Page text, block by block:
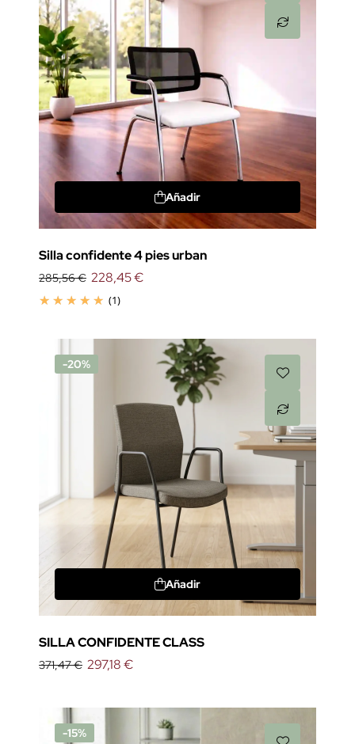
Añadir
Silla confidente 4 pies urban
285,56 €
(1)
228,45 €
-20%
Añadir
SILLA CONFIDENTE CLASS
371,47 € 297,18 €
-15%